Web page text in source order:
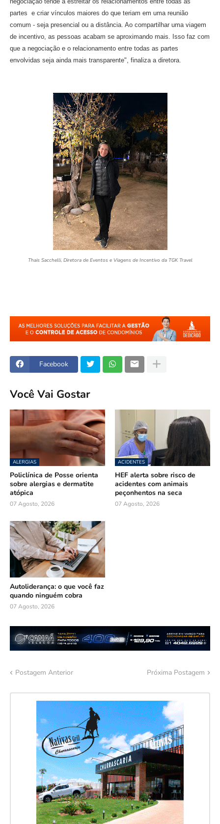
partes e criar vínculos maiores do que teriam em uma reunião
comum - seja presencial ou a distância. Ao compartilhar uma viagem
de incentivo, as pessoas acabam se aproximando mais. Isso faz com
que a negociação e o relacionamento entre todas as partes
envolvidas seja ainda mais transparente", finaliza a diretora.
Thais Sacchelli, Diretora de Eventos e Viagens de Incentivo da TGK Travel
Facebook
Você Vai Gostar
ALERGIAS
Policlínica de Posse orienta
sobre alergias e dermatite
atópica
07 Agosto, 2026
ACIDENTES
HEF alerta sobre risco de
acidentes com animais
peçonhentos na seca
07 Agosto, 2026
Autoliderança: o que você faz
quando ninguém cobra
07 Agosto, 2026
Postagem Anterior Próxima Postagem